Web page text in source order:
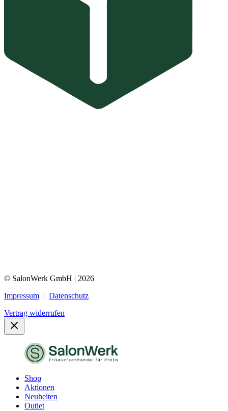
© SalonWerk GmbH | 2026
Impressum | Datenschutz
Vertrag widerrufen
Shop
Aktionen
Neuheiten
Outlet